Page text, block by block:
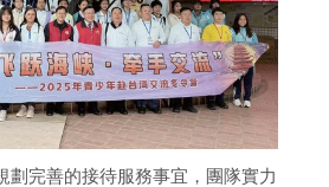
劃完善的接待服務事宜，團隊實力